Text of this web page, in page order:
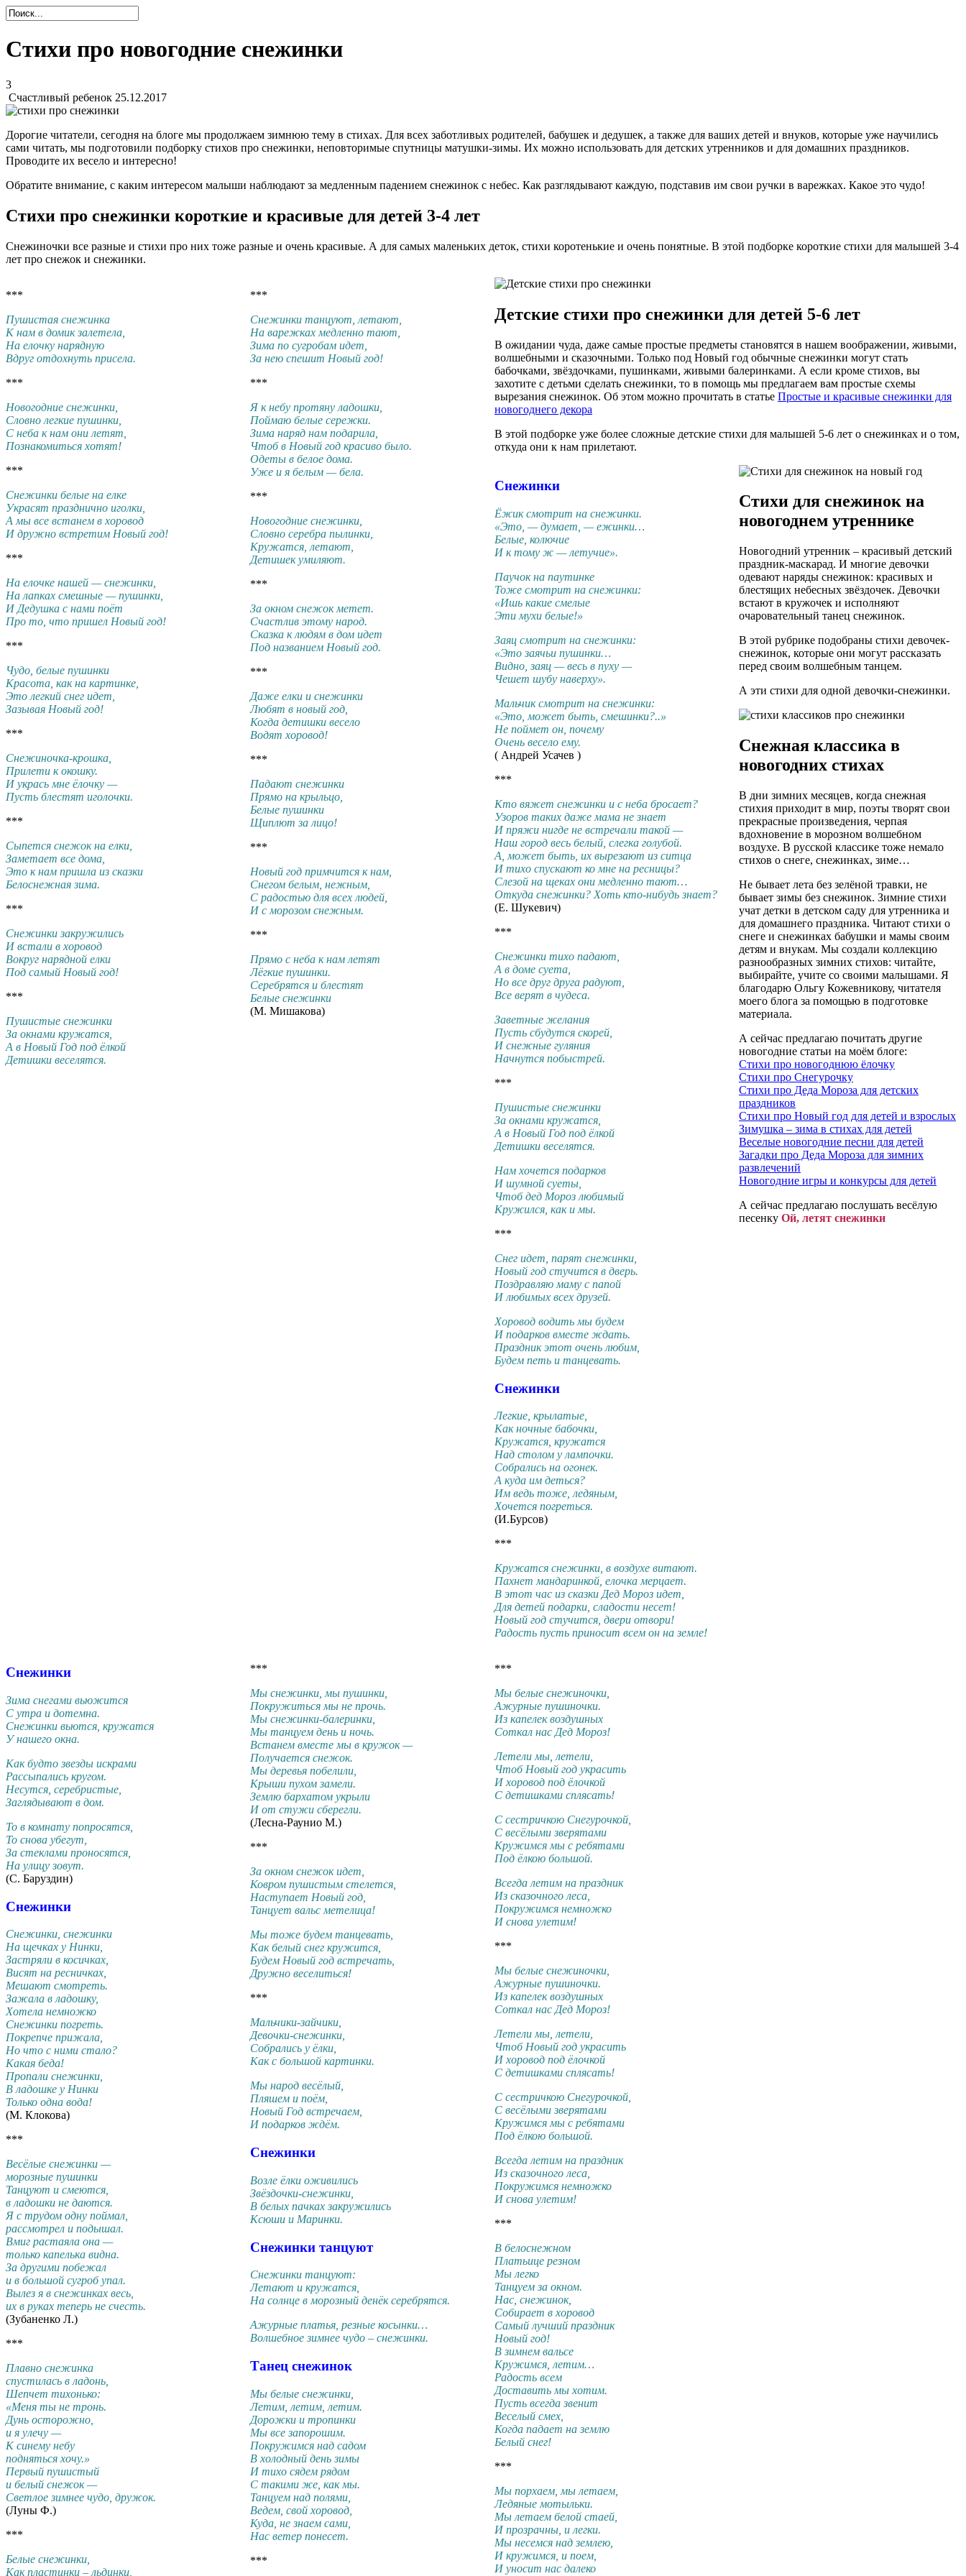
Стихи про новогодние снежинки
3
Счастливый ребенок 25.12.2017
Дорогие читатели, сегодня на блоге мы продолжаем зимнюю тему в стихах. Для всех заботливых родителей, бабушек и дедушек, а также для ваших детей и внуков, которые уже научились
сами читать, мы подготовили подборку стихов про снежинки, неповторимые спутницы матушки-зимы. Их можно использовать для детских утренников и для домашних праздников.
Проводите их весело и интересно!
Обратите внимание, с каким интересом малыши наблюдают за медленным падением снежинок с небес. Как разглядывают каждую, подставив им свои ручки в варежках. Какое это чудо!
Стихи про снежинки короткие и красивые для детей 3-4 лет
Снежиночки все разные и стихи про них тоже разные и очень красивые. А для самых маленьких деток, стихи коротенькие и очень понятные. В этой подборке короткие стихи для малышей 3-4
лет про снежок и снежинки.
***
Пушистая снежинка
К нам в домик залетела,
На елочку нарядную
Вдруг отдохнуть присела.
***
Новогодние снежинки,
Словно легкие пушинки,
С неба к нам они летят,
Познакомиться хотят!
***
Снежинки белые на елке
Украсят празднично иголки,
А мы все встанем в хоровод
И дружно встретим Новый год!
***
На елочке нашей — снежинки,
На лапках смешные — пушинки,
И Дедушка с нами поёт
Про то, что пришел Новый год!
***
Чудо, белые пушинки
Красота, как на картинке,
Это легкий снег идет,
Зазывая Новый год!
***
Снежиночка-крошка,
Прилети к окошку.
И укрась мне ёлочку —
Пусть блестят иголочки.
***
Сыпется снежок на елки,
Заметает все дома,
Это к нам пришла из сказки
Белоснежная зима.
***
Снежинки закружились
И встали в хоровод
Вокруг нарядной елки
Под самый Новый год!
***
Пушистые снежинки
За окнами кружатся,
А в Новый Год под ёлкой
Детишки веселятся.
***
Снежинки танцуют, летают,
На варежках медленно тают,
Зима по сугробам идет,
За нею спешит Новый год!
***
Я к небу протяну ладошки,
Поймаю белые сережки.
Зима наряд нам подарила,
Чтоб в Новый год красиво было.
Одеты в белое дома.
Уже и я белым — бела.
***
Новогодние снежинки,
Словно серебра пылинки,
Кружатся, летают,
Детишек умиляют.
***
За окном снежок метет.
Счастлив этому народ.
Сказка к людям в дом идет
Под названием Новый год.
***
Даже елки и снежинки
Любят в новый год,
Когда детишки весело
Водят хоровод!
***
Падают снежинки
Прямо на крыльцо,
Белые пушинки
Щиплют за лицо!
***
Новый год примчится к нам,
Снегом белым, нежным,
С радостью для всех людей,
И с морозом снежным.
***
Прямо с неба к нам летят
Лёгкие пушинки.
Серебрятся и блестят
Белые снежинки
(М. Мишакова)
Детские стихи про снежинки для детей 5-6 лет
В ожидании чуда, даже самые простые предметы становятся в нашем воображении, живыми,
волшебными и сказочными. Только под Новый год обычные снежинки могут стать
бабочками, звёздочками, пушинками, живыми балеринками. А если кроме стихов, вы
захотите с детьми сделать снежинки, то в помощь мы предлагаем вам простые схемы
вырезания снежинок. Об этом можно прочитать в статье Простые и красивые снежинки для
новогоднего декора
В этой подборке уже более сложные детские стихи для малышей 5-6 лет о снежинках и о том,
откуда они к нам прилетают.
Снежинки
Ёжик смотрит на снежинки.
«Это, — думает, — ежинки…
Белые, колючие
И к тому ж — летучие».
Паучок на паутинке
Тоже смотрит на снежинки:
«Ишь какие смелые
Эти мухи белые!»
Заяц смотрит на снежинки:
«Это заячьи пушинки…
Видно, заяц — весь в пуху —
Чешет шубу наверху».
Мальчик смотрит на снежинки:
«Это, может быть, смешинки?..»
Не поймет он, почему
Очень весело ему.
( Андрей Усачев )
***
Кто вяжет снежинки и с неба бросает?
Узоров таких даже мама не знает
И пряжи нигде не встречали такой —
Наш город весь белый, слегка голубой.
А, может быть, их вырезают из ситца
И тихо спускают ко мне на ресницы?
Слезой на щеках они медленно тают…
Откуда снежинки? Хоть кто-нибудь знает?
(Е. Шукевич)
***
Снежинки тихо падают,
А в доме суета,
Но все друг друга радуют,
Все верят в чудеса.
Заветные желания
Пусть сбудутся скорей,
И снежные гуляния
Начнутся побыстрей.
***
Пушистые снежинки
За окнами кружатся,
А в Новый Год под ёлкой
Детишки веселятся.
Нам хочется подарков
И шумной суеты,
Чтоб дед Мороз любимый
Кружился, как и мы.
***
Снег идет, парят снежинки,
Новый год стучится в дверь.
Поздравляю маму с папой
И любимых всех друзей.
Хоровод водить мы будем
И подарков вместе ждать.
Праздник этот очень любим,
Будем петь и танцевать.
Снежинки
Легкие, крылатые,
Как ночные бабочки,
Кружатся, кружатся
Над столом у лампочки.
Собрались на огонек.
А куда им деться?
Им ведь тоже, ледяным,
Хочется погреться.
(И.Бурсов)
***
Кружатся снежинки, в воздухе витают.
Пахнет мандаринкой, елочка мерцает.
В этот час из сказки Дед Мороз идет,
Для детей подарки, сладости несет!
Новый год стучится, двери отвори!
Радость пусть приносит всем он на земле!
Снежинки
Зима снегами вьюжится
С утра и дотемна.
Снежинки вьются, кружатся
У нашего окна.
Как будто звезды искрами
Рассыпались кругом.
Несутся, серебристые,
Заглядывают в дом.
То в комнату попросятся,
То снова убегут,
За стеклами проносятся,
На улицу зовут.
(С. Баруздин)
Снежинки
Снежинки, снежинки
На щечках у Нинки,
Застряли в косичках,
Висят на ресничках,
Мешают смотреть.
Зажала в ладошку,
Хотела немножко
Снежинки погреть.
Покрепче прижала,
Но что с ними стало?
Какая беда!
Пропали снежинки,
В ладошке у Нинки
Только одна вода!
(М. Клокова)
***
Весёлые снежинки —
морозные пушинки
Танцуют и смеются,
в ладошки не даются.
Я с трудом одну поймал,
рассмотрел и подышал.
Вмиг растаяла она —
только капелька видна.
За другими побежал
и в большой сугроб упал.
Вылез я в снежинках весь,
их в руках теперь не счесть.
(Зубаненко Л.)
***
Плавно снежинка
спустилась в ладонь,
Шепчет тихонько:
«Меня ты не тронь.
Дунь осторожно,
и я улечу —
К синему небу
подняться хочу.»
Первый пушистый
и белый снежок —
Светлое зимнее чудо, дружок.
(Луны Ф.)
***
Белые снежинки,
Как пластинки – льдинки,
Стихи для снежинок на
новогоднем утреннике
Новогодний утренник – красивый детский
праздник-маскарад. И многие девочки
одевают наряды снежинок: красивых и
блестящих небесных звёздочек. Девочки
встают в кружочек и исполняют
очаровательный танец снежинок.
В этой рубрике подобраны стихи девочек-
снежинок, которые они могут рассказать
перед своим волшебным танцем.
***
Мы снежинки, мы пушинки,
Покружиться мы не прочь.
Мы снежинки-балеринки,
Мы танцуем день и ночь.
Встанем вместе мы в кружок —
Получается снежок.
Мы деревья побелили,
Крыши пухом замели.
Землю бархатом укрыли
И от стужи сберегли.
(Лесна-Раунио М.)
***
За окном снежок идет,
Ковром пушистым стелется,
Наступает Новый год,
Танцует вальс метелица!
Мы тоже будем танцевать,
Как белый снег кружится,
Будем Новый год встречать,
Дружно веселиться!
***
Мальчики-зайчики,
Девочки-снежинки,
Собрались у ёлки,
Как с большой картинки.
Мы народ весёлый,
Пляшем и поём,
Новый Год встречаем,
И подарков ждём.
Снежинки
Возле ёлки оживились
Звёздочки-снежинки,
В белых пачках закружились
Ксюши и Маринки.
Снежинки танцуют
Снежинки танцуют:
Летают и кружатся,
На солнце в морозный денёк серебрятся.
Ажурные платья, резные косынки…
Волшебное зимнее чудо – снежинки.
Танец снежинок
Мы белые снежинки,
Летим, летим, летим.
Дорожки и тропинки
Мы все запорошим.
Покружимся над садом
В холодный день зимы
И тихо сядем рядом
С такими же, как мы.
Танцуем над полями,
Ведем, свой хоровод,
Куда, не знаем сами,
Нас ветер понесет.
***
***
Мы белые снежиночки,
Ажурные пушиночки.
Из капелек воздушных
Соткал нас Дед Мороз!
Летели мы, летели,
Чтоб Новый год украсить
И хоровод под ёлочкой
С детишками сплясать!
С сестричкою Снегурочкой,
С весёлыми зверятами
Кружимся мы с ребятами
Под ёлкою большой.
Всегда летим на праздник
Из сказочного леса,
Покружимся немножко
И снова улетим!
***
Мы белые снежиночки,
Ажурные пушиночки.
Из капелек воздушных
Соткал нас Дед Мороз!
Летели мы, летели,
Чтоб Новый год украсить
И хоровод под ёлочкой
С детишками сплясать!
С сестричкою Снегурочкой,
С весёлыми зверятами
Кружимся мы с ребятами
Под ёлкою большой.
Всегда летим на праздник
Из сказочного леса,
Покружимся немножко
И снова улетим!
***
В белоснежном
Платьице резном
Мы легко
Танцуем за окном.
Нас, снежинок,
Собирает в хоровод
Самый лучший праздник
Новый год!
В зимнем вальсе
Кружимся, летим…
Радость всем
Доставить мы хотим.
Пусть всегда звенит
Веселый смех,
Когда падает на землю
Белый снег!
***
Мы порхаем, мы летаем,
Ледяные мотыльки.
Мы летаем белой стаей,
И прозрачны, и легки.
Мы несемся над землею,
И кружимся, и поем,
И уносит нас далеко
А эти стихи для одной девочки-снежинки.
Снежная классика в
новогодних стихах
В дни зимних месяцев, когда снежная
стихия приходит в мир, поэты творят свои
прекрасные произведения, черпая
вдохновение в морозном волшебном
воздухе. В русской классике тоже немало
стихов о снеге, снежинках, зиме…
Не бывает лета без зелёной травки, не
бывает зимы без снежинок. Зимние стихи
учат детки в детском саду для утренника и
для домашнего праздника. Читают стихи о
снеге и снежинках бабушки и мамы своим
детям и внукам. Мы создали коллекцию
разнообразных зимних стихов: читайте,
выбирайте, учите со своими малышами. Я
благодарю Ольгу Кожевникову, читателя
моего блога за помощью в подготовке
материала.
А сейчас предлагаю почитать другие
новогодние статьи на моём блоге:
Стихи про новогоднюю ёлочку
Стихи про Снегурочку
Стихи про Деда Мороза для детских
праздников
Стихи про Новый год для детей и взрослых
Зимушка – зима в стихах для детей
Веселые новогодние песни для детей
Загадки про Деда Мороза для зимних
развлечений
Новогодние игры и конкурсы для детей
А сейчас предлагаю послушать весёлую
песенку Ой, летят снежинки